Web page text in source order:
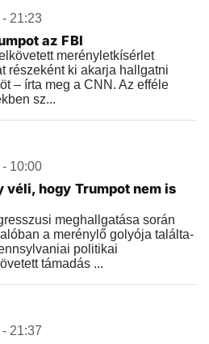
21:23
az FBI
merényletkísérlet
részeként ki akarja hallgatni
– írta meg a CNN. Az efféle
sz...
10:00
véli, hogy Trumpot nem is
meghallgatása során
a merénylő golyója találta-
politikai
támadás ...
21:37